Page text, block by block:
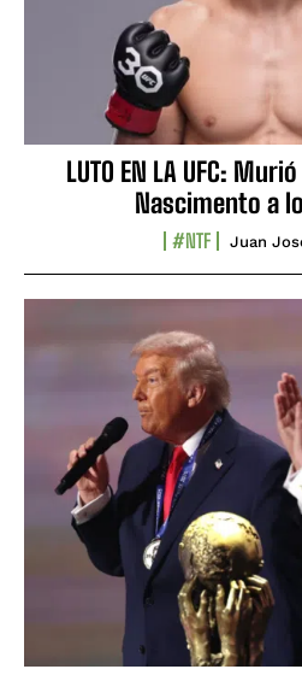
LUTO EN LA UFC:
Nascimento a
#NTF Juan